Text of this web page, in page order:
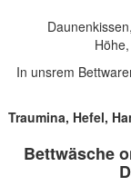
Daunenkissen,
Höhe,
In unsrem
Traumina, Hefel,
Bettwäsche